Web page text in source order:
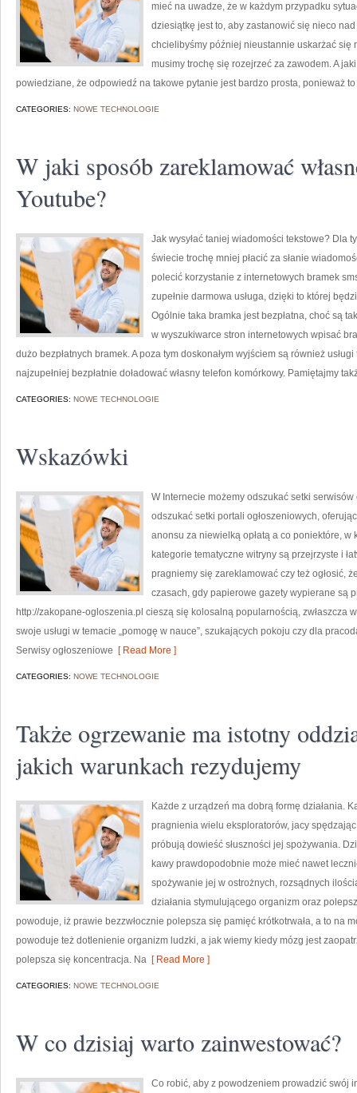
mieć na uwadze, że w każdym przypadku
dziesiątkę jest to, aby zastanowić się nieco
chcielibyśmy później nieustannie uskarżać się
musimy trochę się rozejrzeć za zawodem. A
powiedziane, że odpowiedź na takowe pytanie jest bardzo prosta, ponieważ
CATEGORIES: NOWE TECHNOLOGIE
W jaki sposób zareklamować
Youtube?
Jak wysyłać taniej wiadomości tekstowe? Dla
świecie trochę mniej płacić za słanie
polecić korzystanie z internetowych bramek
zupełnie darmowa usługa, dzięki to której
Ogólnie taka bramka jest bezpłatna, choć są
w wyszukiwarce stron internetowych wpisać
dużo bezpłatnych bramek. A poza tym doskonałym wyjściem są również
najzupełniej bezpłatnie doładować własny telefon komórkowy. Pamiętajmy
CATEGORIES: NOWE TECHNOLOGIE
Wskazówki
W Internecie możemy odszukać setki
odszukać setki portali ogłoszeniowych,
anonsu za niewielką opłatą a co poniektóre,
kategorie tematyczne witryny są przejrzyste i
pragniemy się zareklamować czy też ogłosić,
czasach, gdy papierowe gazety wypierane są
http://zakopane-ogloszenia.pl cieszą się kolosalną popularnością, zwłaszcza
swoje usługi w temacie „pomogę w nauce”, szukających pokoju czy dla
Serwisy ogłoszeniowe [ Read More ]
CATEGORIES: NOWE TECHNOLOGIE
Także ogrzewanie ma istotny
jakich warunkach rezydujemy
Każde z urządzeń ma dobrą formę działania.
pragnienia wielu eksploratorów, jacy
próbują dowieść słuszności jej spożywania.
kawy prawdopodobnie może mieć nawet
spożywanie jej w ostrożnych, rozsądnych
działania stymulującego organizm oraz
powoduje, iż prawie bezzwłocznie polepsza się pamięć krótkotrwała, a to na
powoduje też dotlenienie organizm ludzki, a jak wiemy kiedy mózg jest
polepsza się koncentracja. Na [ Read More ]
CATEGORIES: NOWE TECHNOLOGIE
W co dzisiaj warto zainwestować?
Co robić, aby z powodzeniem prowadzić swój